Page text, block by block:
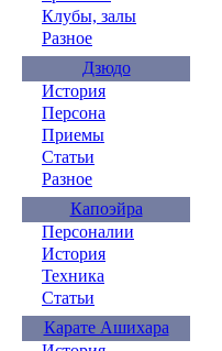
Клубы, залы
Разное
Дзюдо
История
Персона
Приемы
Статьи
Разное
Капоэйра
Персоналии
История
Техника
Статьи
Карате Ашихара